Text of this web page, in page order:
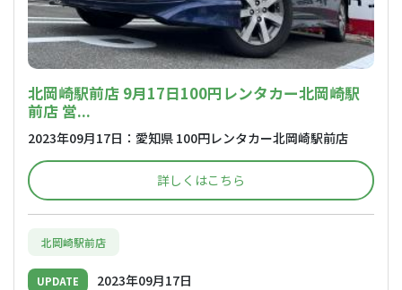
北岡崎駅前店 9月17日100円レンタカー北岡崎駅
前店 営...
2023年09月17日：愛知県 100円レンタカー北岡崎駅前店
詳しくはこちら
北岡崎駅前店
UPDATE 2023年09月17日